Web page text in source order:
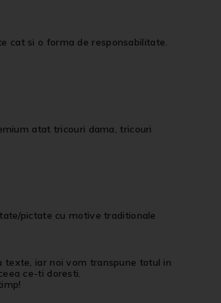
cat si o forma de responsabilitate.
atat tricouri dama, tricouri
pictate cu motive traditionale
texte, iar noi vom transpune totul in
ce-ti doresti.